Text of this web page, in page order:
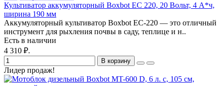
Культиватор аккумуляторный Boxbot EC 220, 20 Вольт, 4 А*ч,
ширина 190 мм
Аккумуляторный культиватор Boxbot EC-220 — это отличный
инструмент для рыхления почвы в саду, теплице и н..
Есть в наличии
4 310 ₽.
В корзину
Лидер продаж!